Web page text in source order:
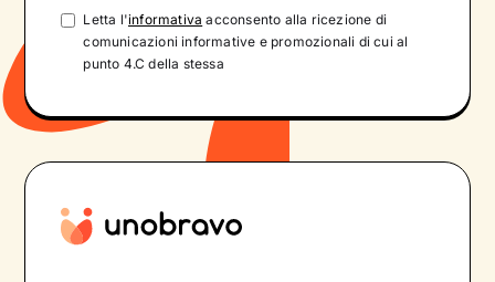
Letta l'informativa acconsento alla ricezione di
comunicazioni informative e promozionali di cui al
punto 4.C della stessa